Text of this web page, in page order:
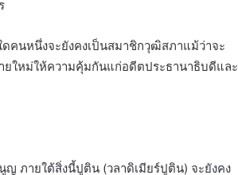
คนหนึ่งจะยังคงเป็นสมาชิกวุฒิสภาแม้ว่าจะ
ใหม่ให้ความคุ้มกันแก่อดีตประธานาธิบดีและ
ภายใต้สิ่งนี้ปูติน (วลาดิเมียร์ปูติน) จะยังคง